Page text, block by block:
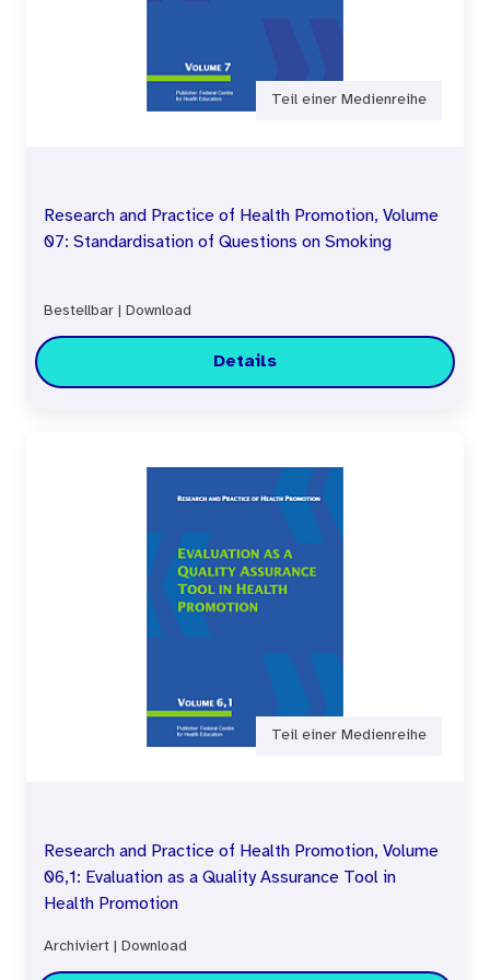
Teil einer Medienreihe
Research and Practice of Health Promotion, Volume
07: Standardisation of Questions on Smoking
Bestellbar Download
Details
Teil einer Medienreihe
Research and Practice of Health Promotion, Volume
06,1: Evaluation as a Quality Assurance Tool in
Health Promotion
Archiviert Download